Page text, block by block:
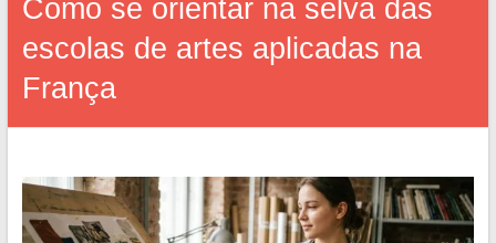
Como se orientar na selva das
escolas de artes aplicadas na
França